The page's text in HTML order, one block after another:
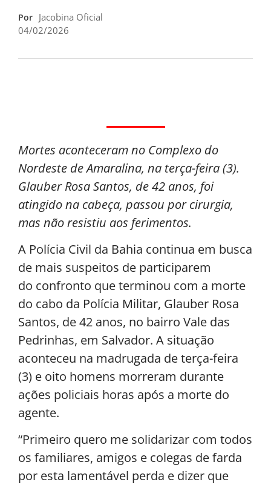
Por Jacobina Oficial
04/02/2026
Mortes aconteceram no Complexo do
Nordeste de Amaralina, na terça-feira (3).
Glauber Rosa Santos, de 42 anos, foi
atingido na cabeça, passou por cirurgia,
mas não resistiu aos ferimentos.
A Polícia Civil da Bahia continua em busca
de mais suspeitos de participarem
do confronto que terminou com a morte
do cabo da Polícia Militar, Glauber Rosa
Santos, de 42 anos, no bairro Vale das
Pedrinhas, em Salvador. A situação
aconteceu na madrugada de terça-feira
(3) e oito homens morreram durante
ações policiais horas após a morte do
agente.
“Primeiro quero me solidarizar com todos
os familiares, amigos e colegas de farda
por esta lamentável perda e dizer que